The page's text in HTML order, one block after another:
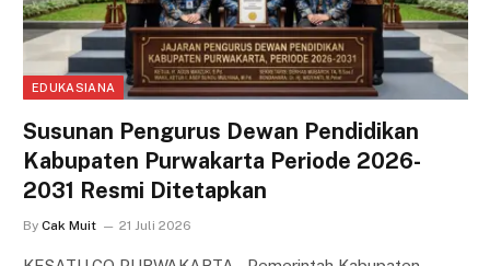
EDUKASIANA
Susunan Pengurus Dewan Pendidikan
Kabupaten Purwakarta Periode 2026-
2031 Resmi Ditetapkan
By Cak Muit 21 Juli 2026